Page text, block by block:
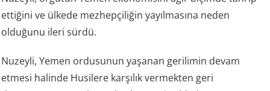
ettiğini ve ülkede mezhepçiliğin yayılmasına neden
olduğunu ileri sürdü.
Nuzeyli, Yemen ordusunun yaşanan gerilimin devam
etmesi halinde Husilere karşılık vermekten geri